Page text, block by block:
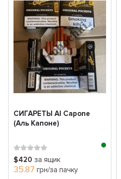
СИГАРЕТЫ Al Capone
(Аль Капоне)
$420 за ящик
35.87 грн/за пачку